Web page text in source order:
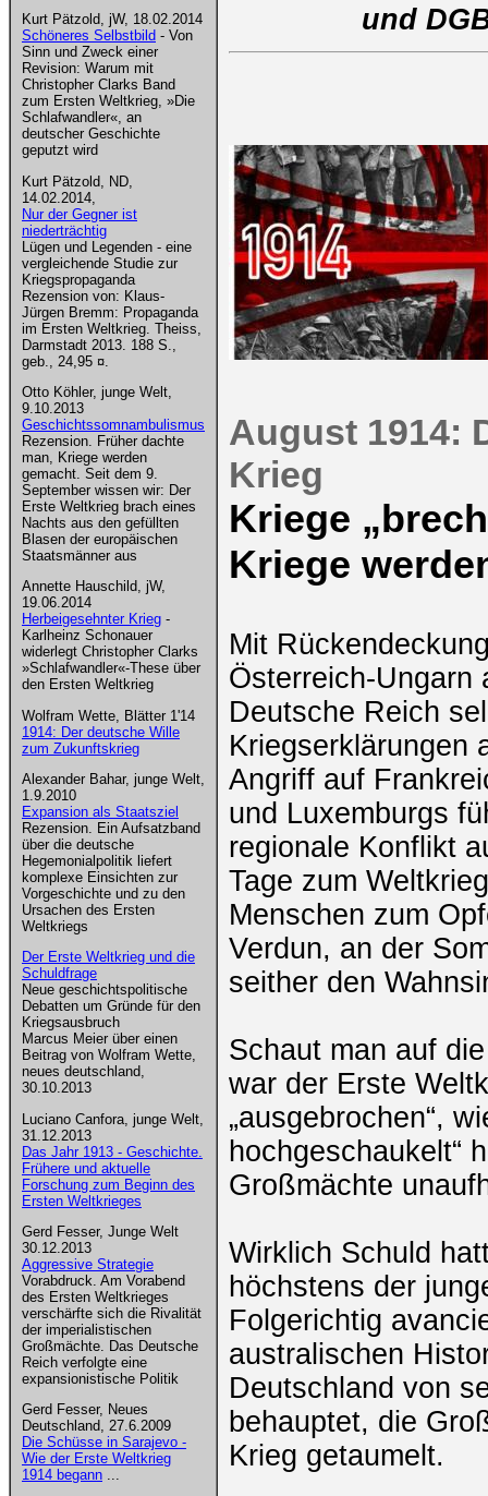
Kurt Pätzold, jW, 18.02.2014
Schöneres Selbstbild - Von
Sinn und Zweck einer
Revision: Warum mit
Christopher Clarks Band
zum Ersten Weltkrieg, »Die
Schlafwandler«, an
deutscher Geschichte
geputzt wird
Kurt Pätzold, ND,
14.02.2014,
Nur der Gegner ist
niederträchtig
Lügen und Legenden - eine
vergleichende Studie zur
Kriegspropaganda
Rezension von: Klaus-
Jürgen Bremm: Propaganda
im Ersten Weltkrieg. Theiss,
Darmstadt 2013. 188 S.,
geb., 24,95 ¤.
Otto Köhler, junge Welt,
9.10.2013
Geschichtssomnambulismus
Rezension. Früher dachte
man, Kriege werden
gemacht. Seit dem 9.
September wissen wir: Der
Erste Weltkrieg brach eines
Nachts aus den gefüllten
Blasen der europäischen
Staatsmänner aus
Annette Hauschild, jW,
19.06.2014
Herbeigesehnter Krieg -
Karlheinz Schonauer
widerlegt Christopher Clarks
»Schlafwandler«-These über
den Ersten Weltkrieg
Wolfram Wette, Blätter 1'14
1914: Der deutsche Wille
zum Zukunftskrieg
Alexander Bahar, junge Welt,
1.9.2010
Expansion als Staatsziel
Rezension. Ein Aufsatzband
über die deutsche
Hegemonialpolitik liefert
komplexe Einsichten zur
Vorgeschichte und zu den
Ursachen des Ersten
Weltkriegs
Der Erste Weltkrieg und die
Schuldfrage
Neue geschichtspolitische
Debatten um Gründe für den
Kriegsausbruch
Marcus Meier über einen
Beitrag von Wolfram Wette,
neues deutschland,
30.10.2013
Luciano Canfora, junge Welt,
31.12.2013
Das Jahr 1913 - Geschichte.
Frühere und aktuelle
Forschung zum Beginn des
Ersten Weltkrieges
Gerd Fesser, Junge Welt
30.12.2013
Aggressive Strategie
Vorabdruck. Am Vorabend
des Ersten Weltkrieges
verschärfte sich die Rivalität
der imperialistischen
Großmächte. Das Deutsche
Reich verfolgte eine
expansionistische Politik
Gerd Fesser, Neues
Deutschland, 27.6.2009
Die Schüsse in Sarajevo -
Wie der Erste Weltkrieg
1914 begann ...
und
August 1914:
Krieg
Kriege
Kriege
Mit
Österreich-Ungarn
Deutsche Reich
Kriegserklärungen
Angriff auf
und Luxemburgs
regionale Konflikt
Tage zum
Menschen zum
Verdun, an der
seither den
Schaut man auf
war der Erste
„ausgebrochen“,
hochgeschaukelt“
Großmächte
Wirklich Schuld
höchstens der
Folgerichtig
australischen
Deutschland von
behauptet, die
Krieg getaumelt.